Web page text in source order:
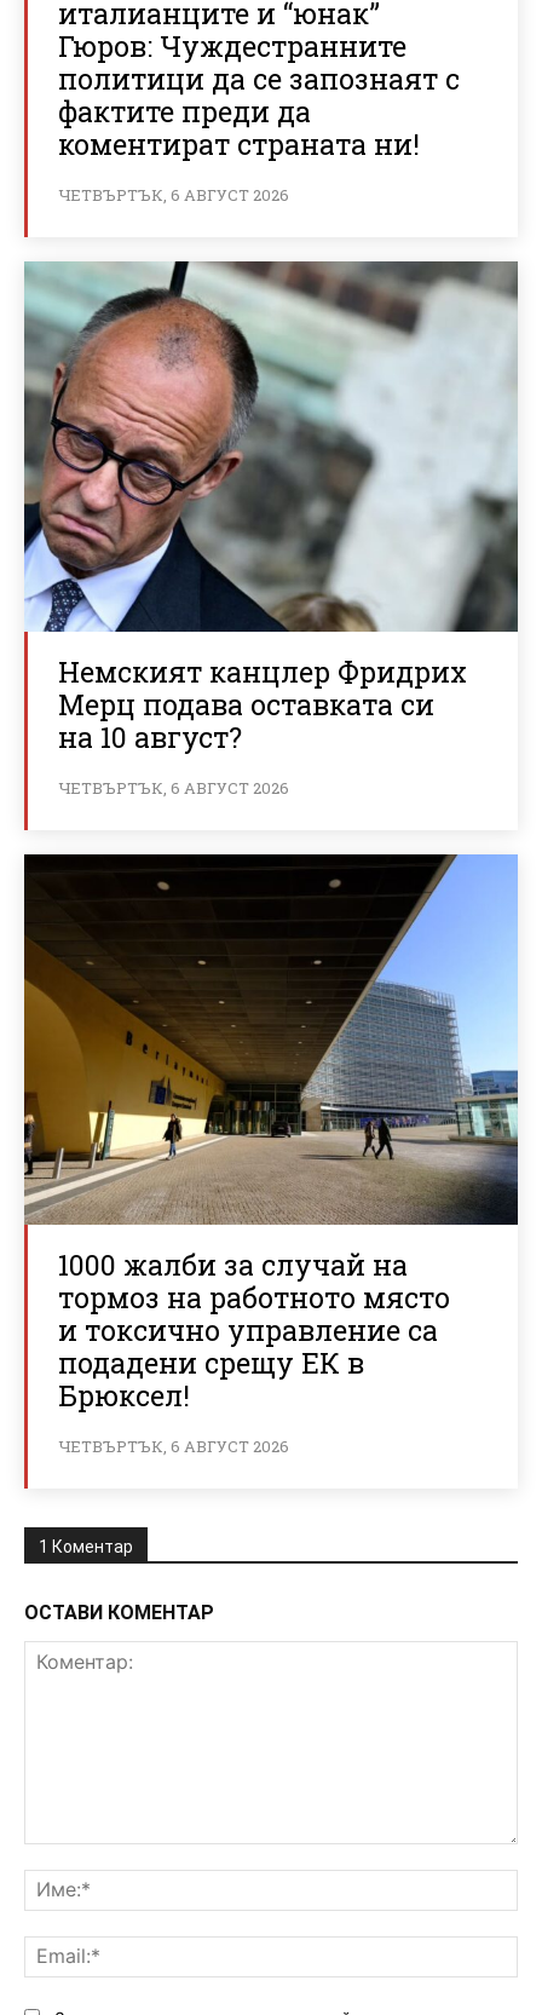
италианците и “юнак”
Гюров: Чуждестранните
политици да се запознаят с
фактите преди да
коментират страната ни!
ЧЕТВЪРТЪК, 6 АВГУСТ 2026
Немският канцлер Фридрих
Мерц подава оставката си
на 10 август?
ЧЕТВЪРТЪК, 6 АВГУСТ 2026
1000 жалби за случай на
тормоз на работното място
и токсично управление са
подадени срещу ЕК в
Брюксел!
ЧЕТВЪРТЪК, 6 АВГУСТ 2026
1 Коментар
ОСТАВИ КОМЕНТАР